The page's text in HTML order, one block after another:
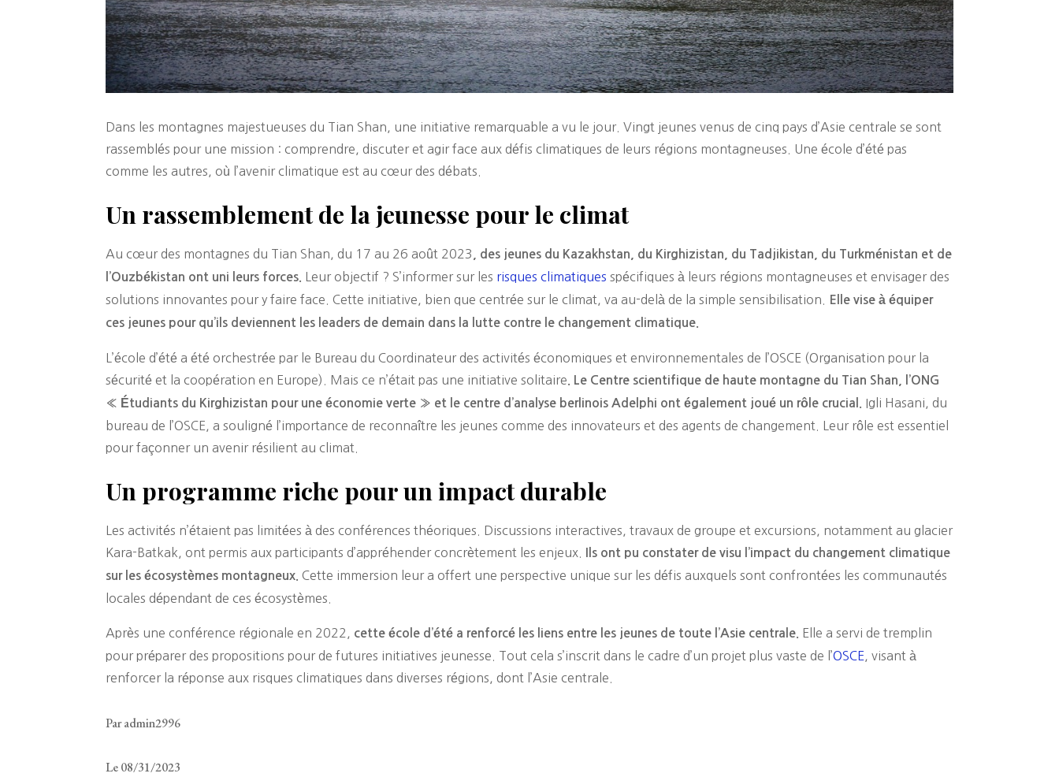
Dans les montagnes majestueuses du Tian Shan, une initiative remarquable a vu le jour. Vingt jeunes venus de cinq pays d’Asie centrale se sont
rassemblés pour une mission : comprendre, discuter et agir face aux défis climatiques de leurs régions montagneuses. Une école d’été pas
comme les autres, où l’avenir climatique est au cœur des débats.
Un rassemblement de la jeunesse pour le climat
Au cœur des montagnes du Tian Shan, du 17 au 26 août 2023
, des jeunes du Kazakhstan, du Kirghizistan, du Tadjikistan, du Turkménistan et de
l’Ouzbékistan ont uni leurs forces.
Leur objectif ? S’informer sur les risques climatiques spécifiques à leurs régions montagneuses et envisager des
solutions innovantes pour y faire face. Cette initiative, bien que centrée sur le climat, va au-delà de la simple sensibilisation.
Elle vise à équiper
ces jeunes pour qu’ils deviennent les leaders de demain dans la lutte contre le changement climatique.
L’école d’été a été orchestrée par le Bureau du Coordinateur des activités économiques et environnementales de l’OSCE (Organisation pour la
sécurité et la coopération en Europe). Mais ce n’était pas une initiative solitaire . Le Centre scientifique de haute montagne du Tian Shan, l’ONG
« Étudiants du Kirghizistan pour une économie verte » et le centre d’analyse berlinois Adelphi ont également joué un rôle crucial.
Igli Hasani, du
bureau de l’OSCE, a souligné l’importance de reconnaître les jeunes comme des innovateurs et des agents de changement. Leur rôle est essentiel
pour façonner un avenir résilient au climat.
Un programme riche pour un impact durable
Les activités n’étaient pas limitées à des conférences théoriques. Discussions interactives, travaux de groupe et excursions, notamment au glacier
Kara-Batkak, ont permis aux participants d’appréhender concrètement les enjeux.
Ils ont pu constater de visu l’impact du changement climatique
sur les écosystèmes montagneux. Cette immersion leur a offert une perspective unique sur les défis auxquels sont confrontées les communautés
locales dépendant de ces écosystèmes.
Après une conférence régionale en 2022, cette école d’été a renforcé les liens entre les jeunes de toute l’Asie centrale.
Elle a servi de tremplin
pour préparer des propositions pour de futures initiatives jeunesse. Tout cela s’inscrit dans le cadre d’un projet plus vaste de l’OSCE, visant à
renforcer la réponse aux risques climatiques dans diverses régions, dont l’Asie centrale.
Par admin2996
Le 08/31/2023